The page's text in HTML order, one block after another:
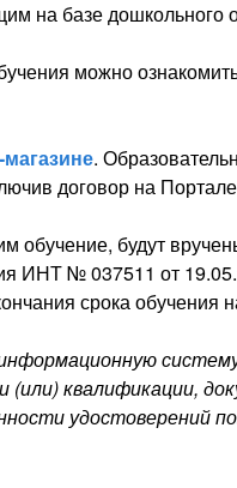
на базе дошкольного
можно
.
договор на
обучение, будут
ИНТ № 037511 от
срока обучения
(или) квалификации,
удостоверений